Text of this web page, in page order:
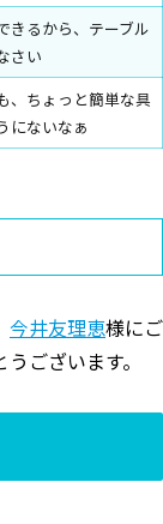
きるから、テーブル
さい
、ちょっと簡単な具
にないなぁ
今井友理恵様にご
ございます。